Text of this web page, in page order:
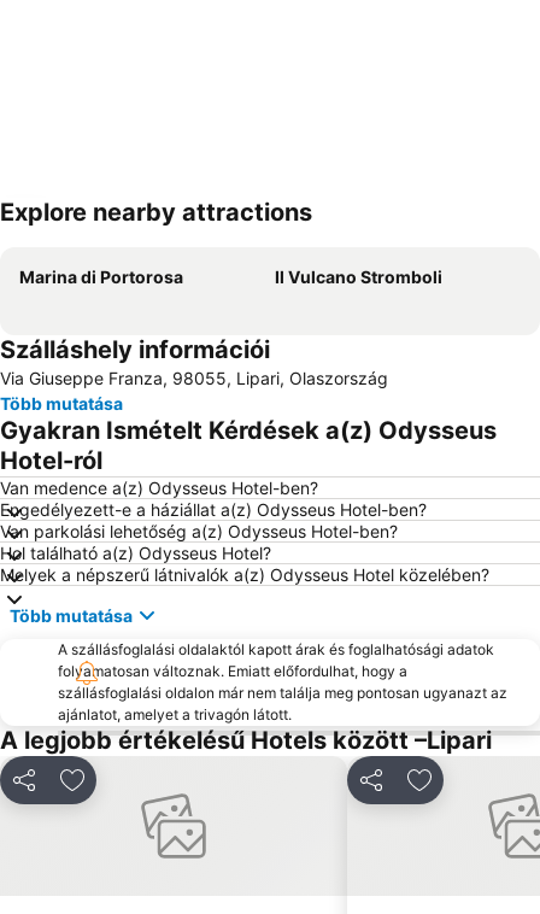
Nagy méretű térkép
Explore nearby attractions
Marina di Portorosa Il Vulcano Stromboli
Szálláshely információi
Via Giuseppe Franza, 98055, Lipari, Olaszország
Több mutatása
Gyakran Ismételt Kérdések a(z) Odysseus
Hotel-ról
Van medence a(z) Odysseus Hotel-ben?
Engedélyezett-e a háziállat a(z) Odysseus Hotel-ben?
Van parkolási lehetőség a(z) Odysseus Hotel-ben?
Hol található a(z) Odysseus Hotel?
Melyek a népszerű látnivalók a(z) Odysseus Hotel közelében?
Több mutatása
A szállásfoglalási oldalaktól kapott árak és foglalhatósági adatok
folyamatosan változnak. Emiatt előfordulhat, hogy a
szállásfoglalási oldalon már nem találja meg pontosan ugyanazt az
ajánlatot, amelyet a trivagón látott.
A legjobb értékelésű Hotels között –Lipari
MegosztásHozzáadás a kedvencekhez MegosztásHozzáadás